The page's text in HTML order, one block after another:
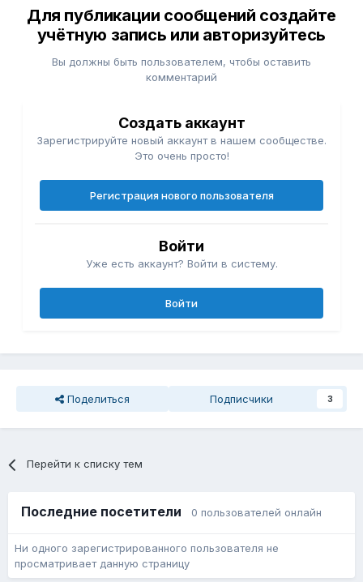
Для публикации сообщений создайте
учётную запись или авторизуйтесь
Вы должны быть пользователем, чтобы оставить
комментарий
Создать аккаунт
Зарегистрируйте новый аккаунт в нашем сообществе.
Это очень просто!
Регистрация нового пользователя
Войти
Уже есть аккаунт? Войти в систему.
Войти
Поделиться Подписчики 3
Перейти к списку тем
Последние посетители 0 пользователей онлайн
Ни одного зарегистрированного пользователя не
просматривает данную страницу